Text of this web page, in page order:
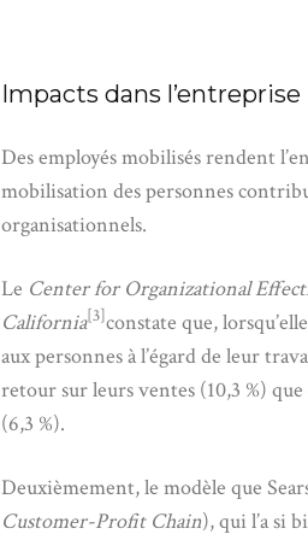
Impacts dans l’entreprise
Des employés mobilisés rendent
mobilisation des personnes
organisationnels.
Le Center for Organizational
California[3]constate que,
aux personnes à l’égard de leur
retour sur leurs ventes (10,3 %)
(6,3 %).
Deuxièmement, le modèle que
Customer-Profit Chain), qui l’a si